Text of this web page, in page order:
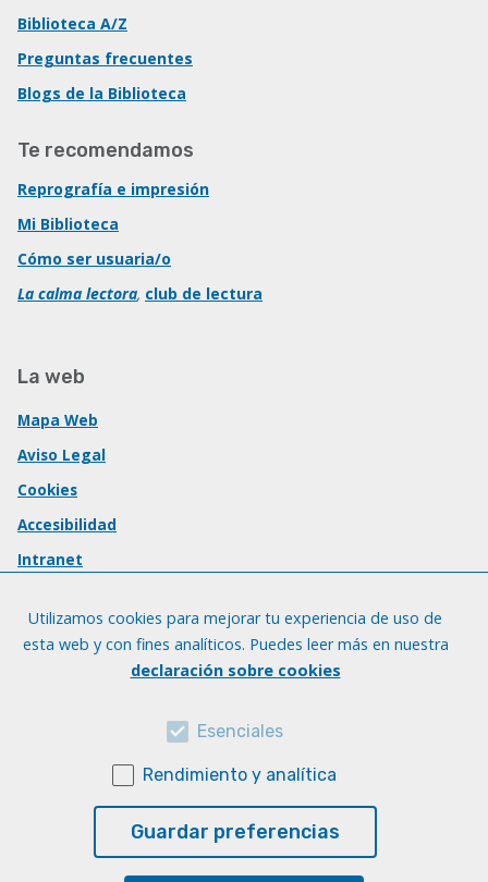
Biblioteca A/Z
Preguntas frecuentes
Blogs de la Biblioteca
Te recomendamos
Reprografía e impresión
Mi Biblioteca
Cómo ser usuaria/o
La calma lectora, club de lectura
La web
Mapa Web
Aviso Legal
Cookies
Accesibilidad
Intranet
Utilizamos cookies para mejorar tu experiencia de uso de
esta web y con fines analíticos. Puedes leer más en nuestra
declaración sobre cookies
Esenciales
Rendimiento y analítica
Guardar preferencias